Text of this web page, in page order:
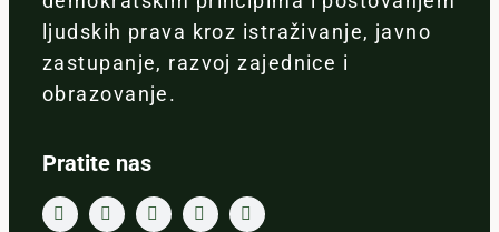
ljudskih prava kroz istraživanje, javno
zastupanje, razvoj zajednice i
obrazovanje.
Pratite nas